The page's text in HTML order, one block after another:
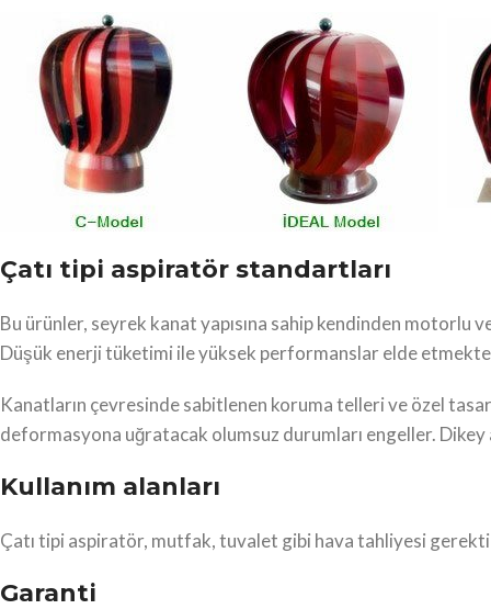
Çatı tipi aspiratör standartları
Bu ürünler, seyrek kanat yapısına sahip kendinden motorlu
Düşük enerji tüketimi ile yüksek performanslar elde
Kanatların çevresinde sabitlenen koruma telleri ve özel
deformasyona uğratacak olumsuz durumları engeller. Dikey
Kullanım alanları
Çatı tipi aspiratör, mutfak, tuvalet gibi hava tahliyesi
Garanti